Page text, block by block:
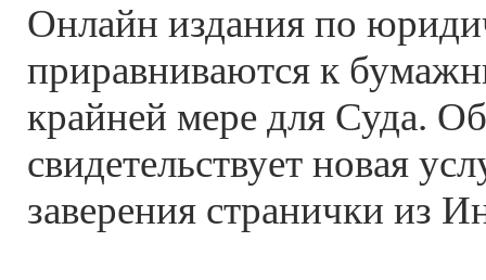
Онлайн издания по
приравниваются к
крайней мере для Суда.
свидетельствует новая
заверения странички из